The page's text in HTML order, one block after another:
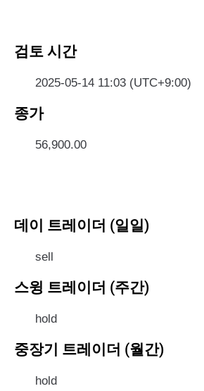
검토 시간
2025-05-14 11:03 (UTC+9:00)
종가
56,900.00
데이 트레이더 (일일)
sell
스윙 트레이더 (주간)
hold
중장기 트레이더 (월간)
hold